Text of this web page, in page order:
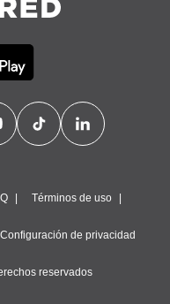
Términos de uso
Configuración de privacidad
reservados